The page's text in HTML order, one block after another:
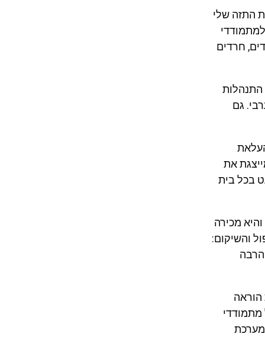
התזה שלי
חרדים
התנהלות
גם
את
בכל בית
מכירה
והשיקום:
הרבה
הוראה
מתמודדי